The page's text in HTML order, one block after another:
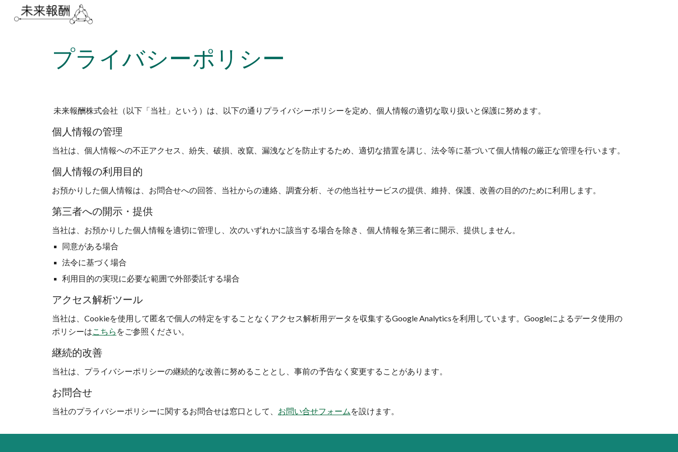
プライバシーポリシー
未来報酬株式会社（以下「当社」という）は、以下の通りプライバシーポリシーを定め、個人情報の適切な取り扱いと保護に努めます。
個人情報の管理
当社は、個人情報への不正アクセス、紛失、破損、改竄、漏洩などを防止するため、適切な措置を講じ、法令等に基づいて個人情報の厳正な管理を行います。
個人情報の利用目的
お預かりした個人情報は、お問合せへの回答、当社からの連絡、調査分析、その他当社サービスの提供、維持、保護、改善の目的のために利用します。
第三者への開示・提供
当社は、お預かりした個⼈情報を適切に管理し、次のいずれかに該当する場合を除き、個⼈情報を第三者に開⽰、提供しません。
同意がある場合
法令に基づく場合
利用目的の実現に必要な範囲で外部委託する場合
アクセス解析ツール
当社は、Cookieを使用して匿名で個人の特定をすることなくアクセス解析用データを収集するGoogle Analyticsを利用しています。Googleによるデータ使用の
ポリシーはこちら をご参照ください。
継続的改善
当社は、プライバシーポリシーの継続的な改善に努めることとし、事前の予告なく変更することがあります。
お問合せ
当社のプライバシーポリシーに関するお問合せは窓口として、 お問い合せフォーム を設けます。